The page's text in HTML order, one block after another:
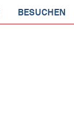
BESUCHEN